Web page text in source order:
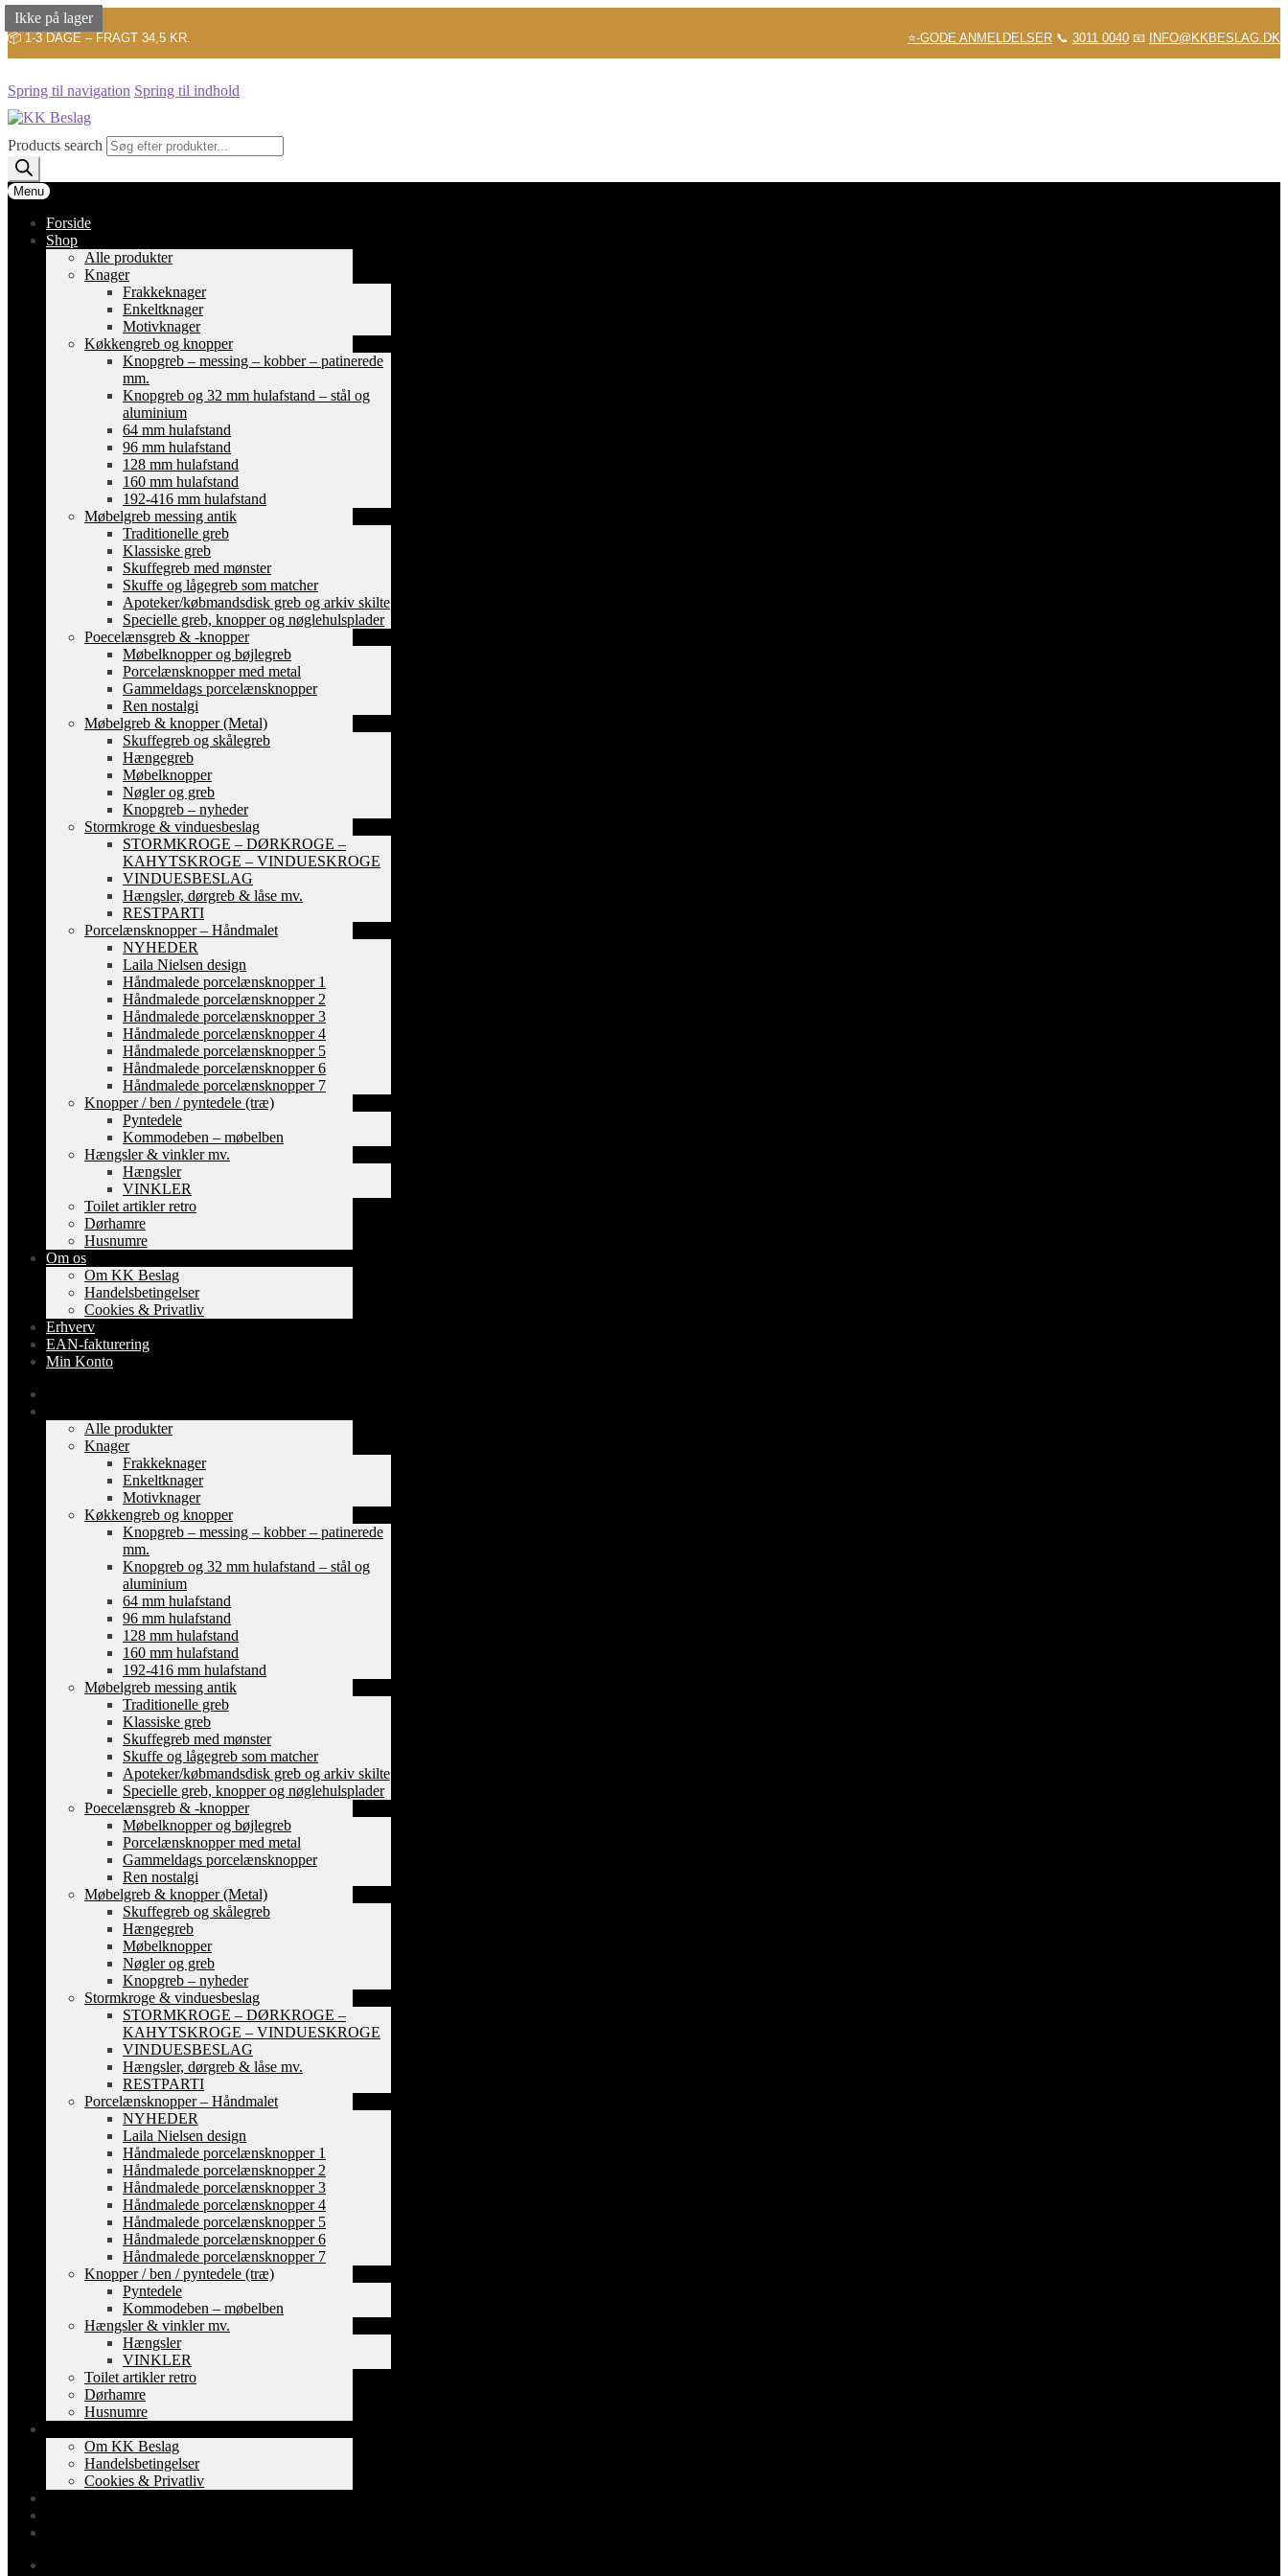
📦 1-3 DAGE – FRAGT 34,5 KR. ⭐-GODE ANMELDELSER 📞 3011 0040 📧 INFO@KKBESLAG.DK
Spring til navigation Spring til indhold
Products search
Menu
Forside
Shop
Alle produkter
Knager
Frakkeknager
Enkeltknager
Motivknager
Køkkengreb og knopper
Knopgreb – messing – kobber – patinerede
mm.
Knopgreb og 32 mm hulafstand – stål og
aluminium
64 mm hulafstand
96 mm hulafstand
128 mm hulafstand
160 mm hulafstand
192-416 mm hulafstand
Møbelgreb messing antik
Traditionelle greb
Klassiske greb
Skuffegreb med mønster
Skuffe og lågegreb som matcher
Apoteker/købmandsdisk greb og arkiv skilte
Specielle greb, knopper og nøglehulsplader
Poecelænsgreb & -knopper
Møbelknopper og bøjlegreb
Porcelænsknopper med metal
Gammeldags porcelænsknopper
Ren nostalgi
Møbelgreb & knopper (Metal)
Skuffegreb og skålegreb
Hængegreb
Møbelknopper
Nøgler og greb
Knopgreb – nyheder
Stormkroge & vinduesbeslag
STORMKROGE – DØRKROGE –
KAHYTSKROGE – VINDUESKROGE
VINDUESBESLAG
Hængsler, dørgreb & låse mv.
RESTPARTI
Porcelænsknopper – Håndmalet
NYHEDER
Laila Nielsen design
Håndmalede porcelænsknopper 1
Håndmalede porcelænsknopper 2
Håndmalede porcelænsknopper 3
Håndmalede porcelænsknopper 4
Håndmalede porcelænsknopper 5
Håndmalede porcelænsknopper 6
Håndmalede porcelænsknopper 7
Knopper / ben / pyntedele (træ)
Pyntedele
Kommodeben – møbelben
Hængsler & vinkler mv.
Hængsler
VINKLER
Toilet artikler retro
Dørhamre
Husnumre
Om os
Om KK Beslag
Handelsbetingelser
Cookies & Privatliv
Erhverv
EAN-fakturering
Min Konto
Alle produkter
Knager
Frakkeknager
Enkeltknager
Motivknager
Køkkengreb og knopper
Knopgreb – messing – kobber – patinerede
mm.
Knopgreb og 32 mm hulafstand – stål og
aluminium
64 mm hulafstand
96 mm hulafstand
128 mm hulafstand
160 mm hulafstand
192-416 mm hulafstand
Møbelgreb messing antik
Traditionelle greb
Klassiske greb
Skuffegreb med mønster
Skuffe og lågegreb som matcher
Apoteker/købmandsdisk greb og arkiv skilte
Specielle greb, knopper og nøglehulsplader
Poecelænsgreb & -knopper
Møbelknopper og bøjlegreb
Porcelænsknopper med metal
Gammeldags porcelænsknopper
Ren nostalgi
Møbelgreb & knopper (Metal)
Skuffegreb og skålegreb
Hængegreb
Møbelknopper
Nøgler og greb
Knopgreb – nyheder
Stormkroge & vinduesbeslag
STORMKROGE – DØRKROGE –
KAHYTSKROGE – VINDUESKROGE
VINDUESBESLAG
Hængsler, dørgreb & låse mv.
RESTPARTI
Porcelænsknopper – Håndmalet
NYHEDER
Laila Nielsen design
Håndmalede porcelænsknopper 1
Håndmalede porcelænsknopper 2
Håndmalede porcelænsknopper 3
Håndmalede porcelænsknopper 4
Håndmalede porcelænsknopper 5
Håndmalede porcelænsknopper 6
Håndmalede porcelænsknopper 7
Knopper / ben / pyntedele (træ)
Pyntedele
Kommodeben – møbelben
Hængsler & vinkler mv.
Hængsler
VINKLER
Toilet artikler retro
Dørhamre
Husnumre
Om KK Beslag
Handelsbetingelser
Cookies & Privatliv
Ikke på lager
Ikke på lager